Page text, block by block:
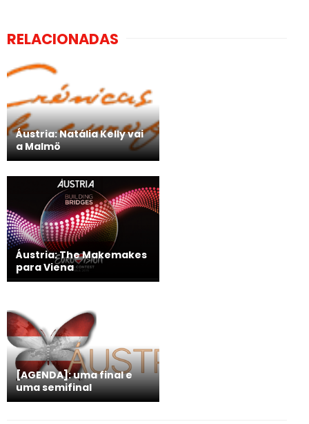
RELACIONADAS
Áustria: Natália Kelly vai
a Malmö
Áustria: The Makemakes
para Viena
[AGENDA]: uma final e
uma semifinal